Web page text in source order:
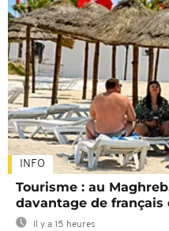
INFO
Tourisme : au
davantage de français
Il y a 15 heures